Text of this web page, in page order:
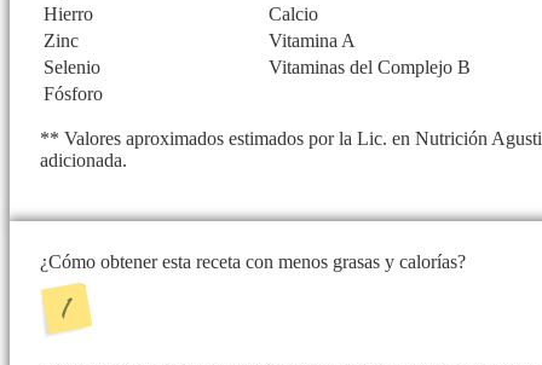
Hierro
Calcio
Zinc
Vitamina A
Selenio
Vitaminas del Complejo B
Fósforo
** Valores aproximados estimados por la Lic. en Nutrición
adicionada.
¿Cómo obtener esta receta con menos grasas y calorías?